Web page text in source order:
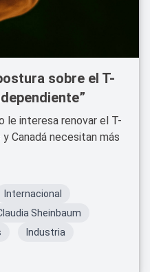
sobre el T-
le interesa renovar el T-
Canadá necesitan más
Internacional
Sheinbaum
Industria